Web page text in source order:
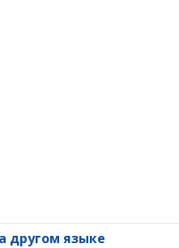
другом языке